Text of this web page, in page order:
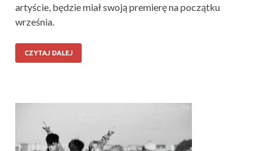
artyście, będzie miał swoją premierę na początku
września.
CZYTAJ DALEJ